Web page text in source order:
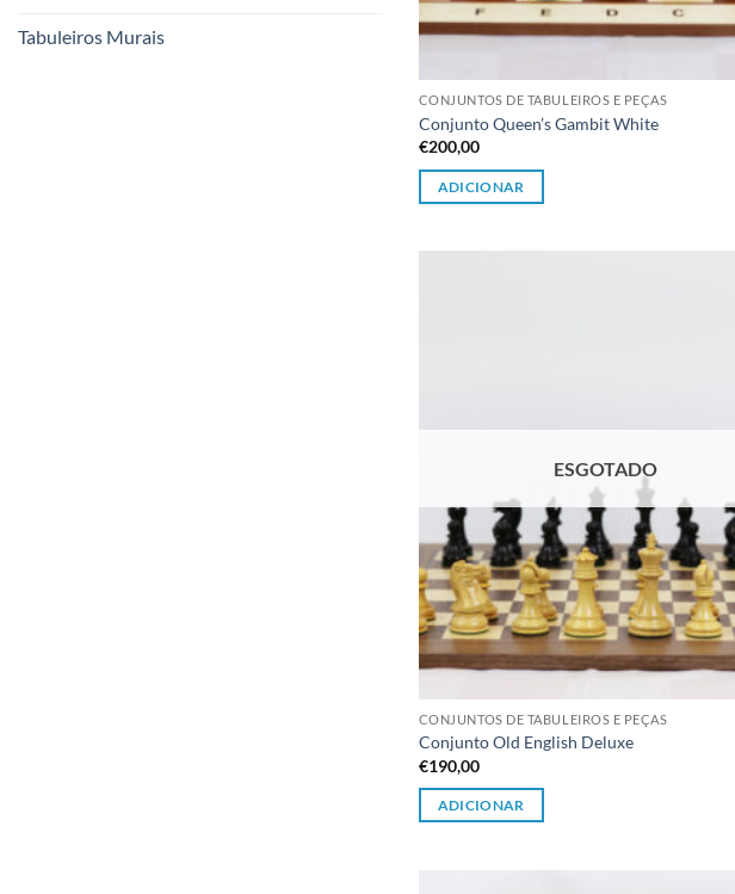
Tabuleiros Murais
CONJUNTOS DE TABULEIROS E PEÇAS
Conjunto Queen’s Gambit White
€200,00
ADICIONAR
ESGOTADO
CONJUNTOS DE TABULEIROS E PEÇAS
Conjunto Old English Deluxe
€190,00
ADICIONAR